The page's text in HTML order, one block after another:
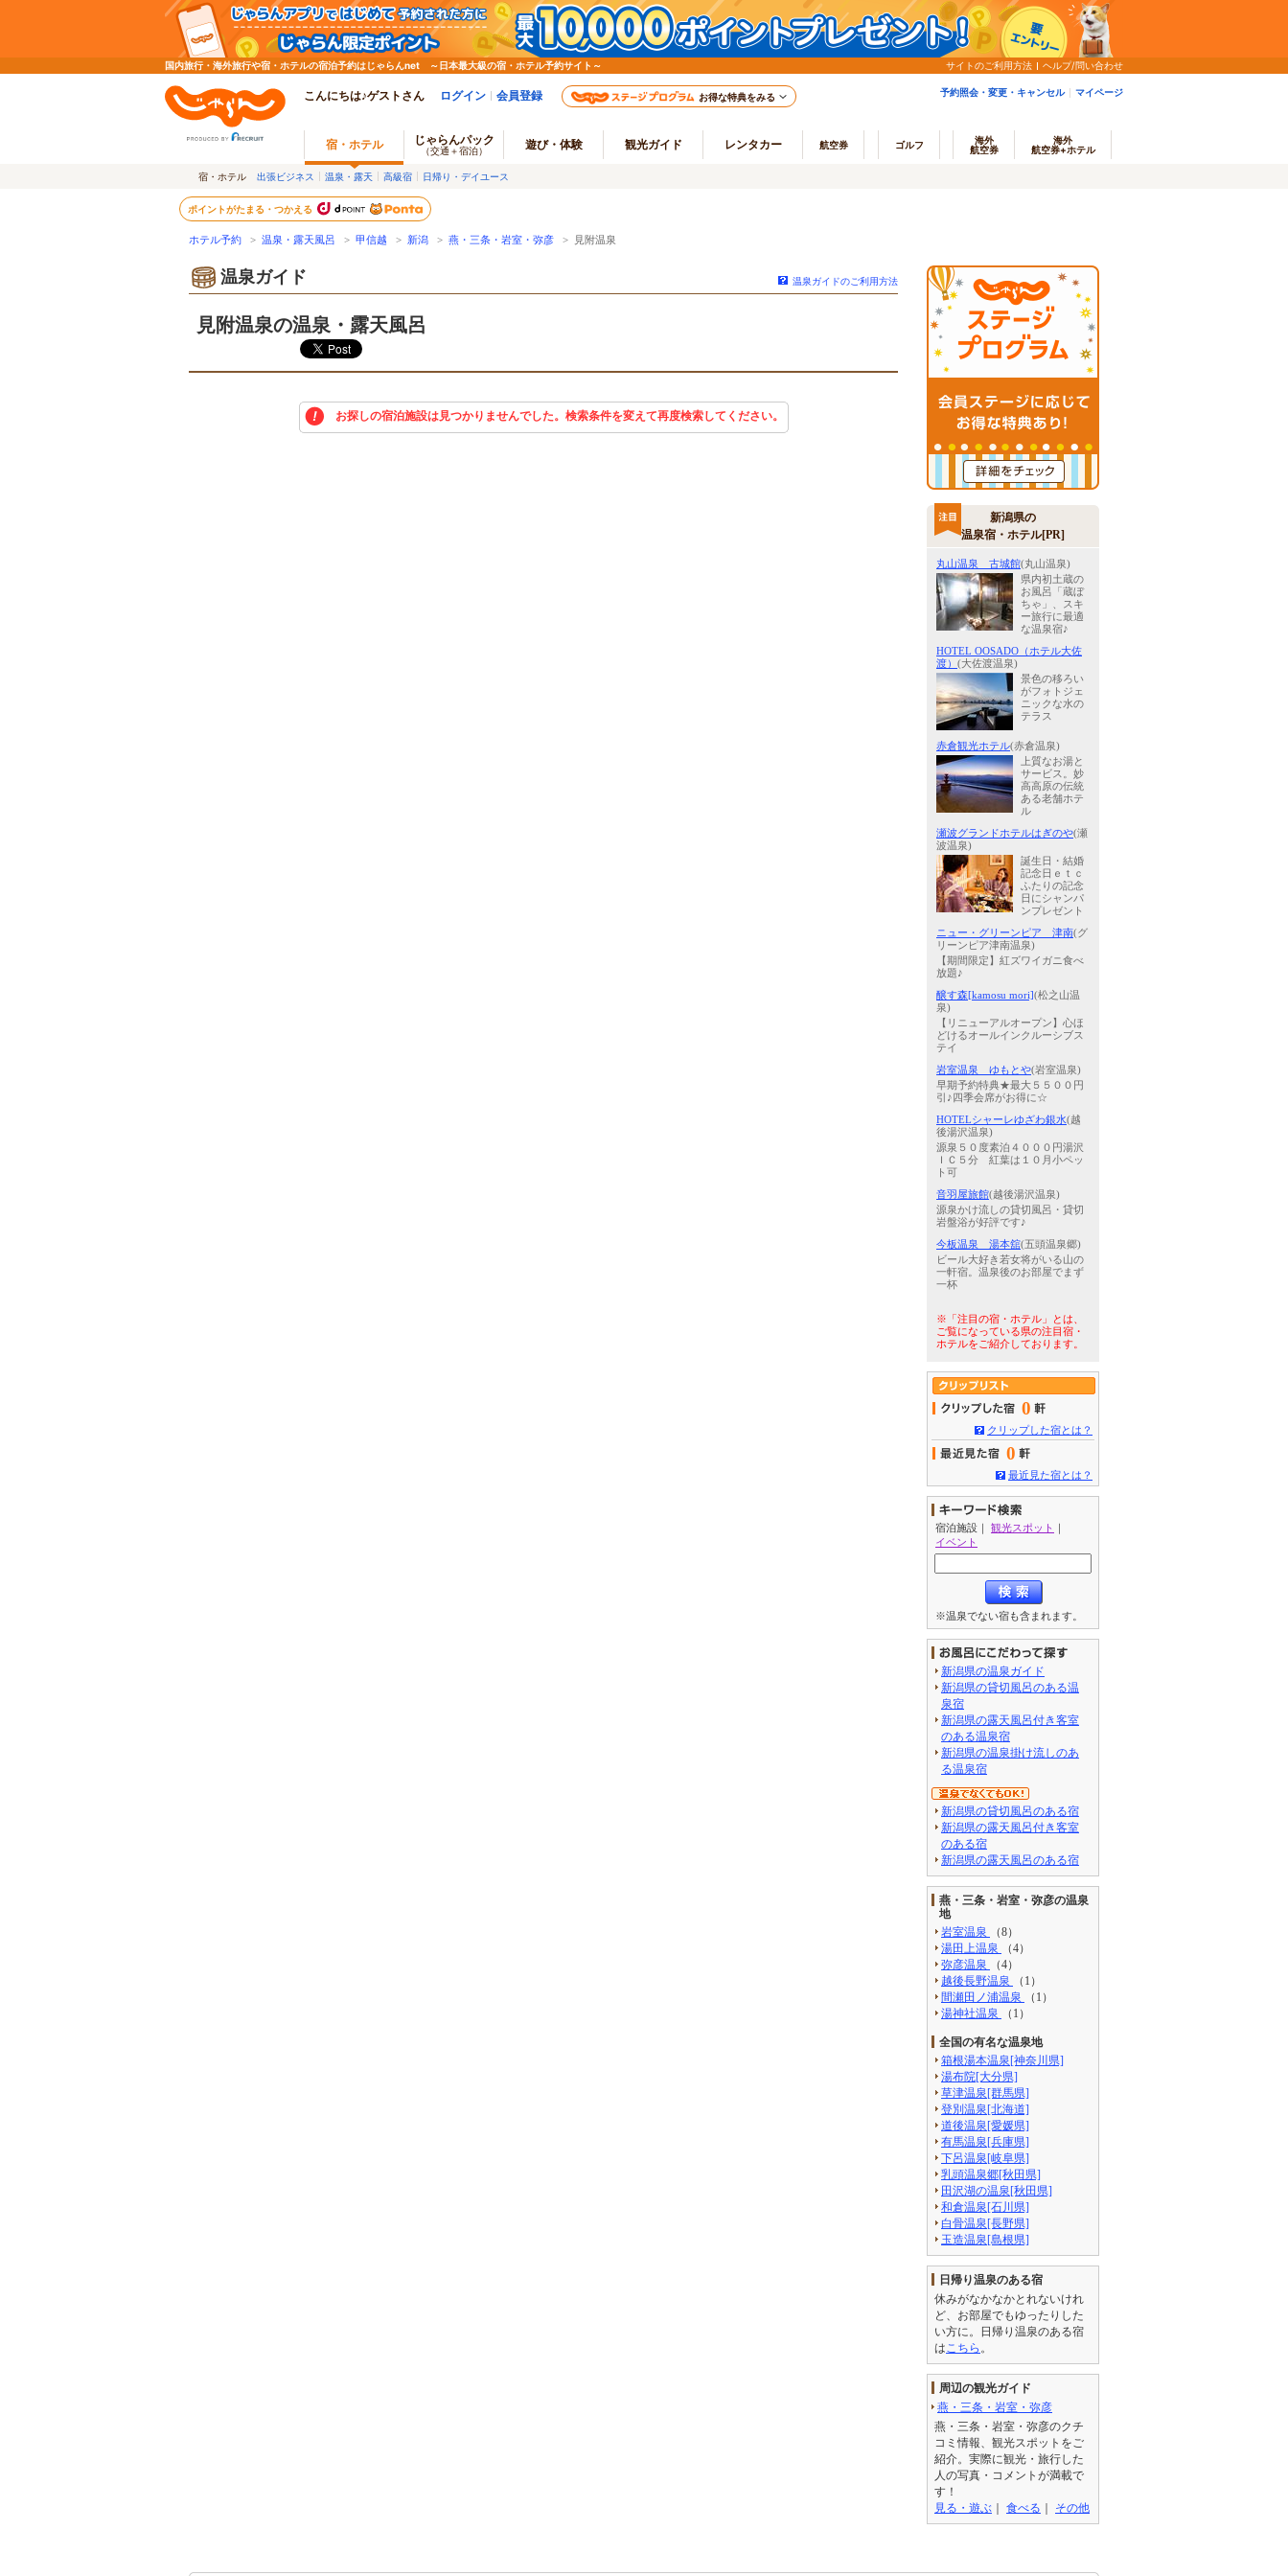
国内旅行・海外旅行や宿・ホテルの宿泊予約はじゃらんnet ～日本最大級の宿・ホテル予約サイト～ サイトのご利用方法 ヘルプ/問い合わせ
こんにちは♪ゲストさん ログイン 会員登録 お得な特典をみる 予約照会・変更・キャンセル マイページ
宿・ホテル じゃらんパック
（交通＋宿泊） 遊び・体験 観光ガイド レンタカー 航空券 ゴルフ
海外
航空券
海外
航空券+ホテル
宿・ホテル 出張ビジネス 温泉・露天 高級宿 日帰り・デイユース
ポイントがたまる・つかえる
ホテル予約 > 温泉・露天風呂 > 甲信越 > 新潟 > 燕・三条・岩室・弥彦 > 見附温泉
温泉ガイド 温泉ガイドのご利用方法
見附温泉の温泉・露天風呂
お探しの宿泊施設は見つかりませんでした。検索条件を変えて再度検索してください。
新潟県の
温泉宿・ホテル[PR]
丸山温泉 古城館(丸山温泉)
県内初土蔵の
お風呂「蔵ぼ
ちゃ」、スキ
ー旅行に最適
な温泉宿♪
HOTEL OOSADO（ホテル大佐
渡） (大佐渡温泉)
景色の移ろい
がフォトジェ
ニックな水の
テラス
赤倉観光ホテル(赤倉温泉)
上質なお湯と
サービス。妙
高高原の伝統
ある老舗ホテ
ル
瀬波グランドホテルはぎのや(瀬
波温泉)
誕生日・結婚
記念日ｅｔｃ
ふたりの記念
日にシャンパ
ンプレゼント
ニュー・グリーンピア 津南(グ
リーンピア津南温泉)
【期間限定】紅ズワイガニ食べ
放題♪
醸す森[kamosu mori](松之山温
泉)
【リニューアルオープン】心ほ
どけるオールインクルーシブス
テイ
岩室温泉 ゆもとや(岩室温泉)
早期予約特典★最大５５００円
引♪四季会席がお得に☆
HOTELシャーレゆざわ銀水(越
後湯沢温泉)
源泉５０度素泊４０００円湯沢
ＩＣ５分 紅葉は１０月小ペッ
ト可
音羽屋旅館(越後湯沢温泉)
源泉かけ流しの貸切風呂・貸切
岩盤浴が好評です♪
今板温泉 湯本舘(五頭温泉郷)
ビール大好き若女将がいる山の
一軒宿。温泉後のお部屋でまず
一杯
※「注目の宿・ホテル」とは、
ご覧になっている県の注目宿・
ホテルをご紹介しております。
0
クリップした宿とは？
0
最近見た宿とは？
宿泊施設 ｜ 観光スポット ｜
イベント
※温泉でない宿も含まれます。
新潟県の温泉ガイド
新潟県の貸切風呂のある温
泉宿
新潟県の露天風呂付き客室
のある温泉宿
新潟県の温泉掛け流しのあ
る温泉宿
新潟県の貸切風呂のある宿
新潟県の露天風呂付き客室
のある宿
新潟県の露天風呂のある宿
燕・三条・岩室・弥彦の温泉
地
岩室温泉
（8）
湯田上温泉
（4）
弥彦温泉
（4）
越後長野温泉
（1）
間瀬田ノ浦温泉
（1）
湯神社温泉
（1）
全国の有名な温泉地
箱根湯本温泉[神奈川県]
湯布院[大分県]
草津温泉[群馬県]
登別温泉[北海道]
道後温泉[愛媛県]
有馬温泉[兵庫県]
下呂温泉[岐阜県]
乳頭温泉郷[秋田県]
田沢湖の温泉[秋田県]
和倉温泉[石川県]
白骨温泉[長野県]
玉造温泉[島根県]
日帰り温泉のある宿
休みがなかなかとれないけれ
ど、お部屋でもゆったりした
い方に。日帰り温泉のある宿
は こちら 。
周辺の観光ガイド
燕・三条・岩室・弥彦
燕・三条・岩室・弥彦のクチ
コミ情報、観光スポットをご
紹介。実際に観光・旅行した
人の写真・コメントが満載で
す！
見る・遊ぶ ｜ 食べる ｜ その他